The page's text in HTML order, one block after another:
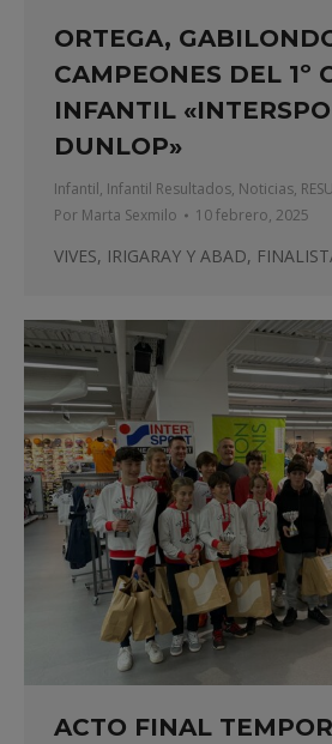
ORTEGA,
CAMPEONES DEL 1º
INFANTIL
DUNLOP»
Infantil, Infantil Resultados, Noticias,
Por Marta Sexmilo 10 febrero, 2025
VIVES, IRIGARAY Y ABAD,
ACTO FINAL